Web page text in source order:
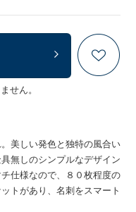
せん。
美しい発色と独特の風合い
無しのシンプルなデザイン
仕様なので、８０枚程度の
トがあり、名刺をスマート